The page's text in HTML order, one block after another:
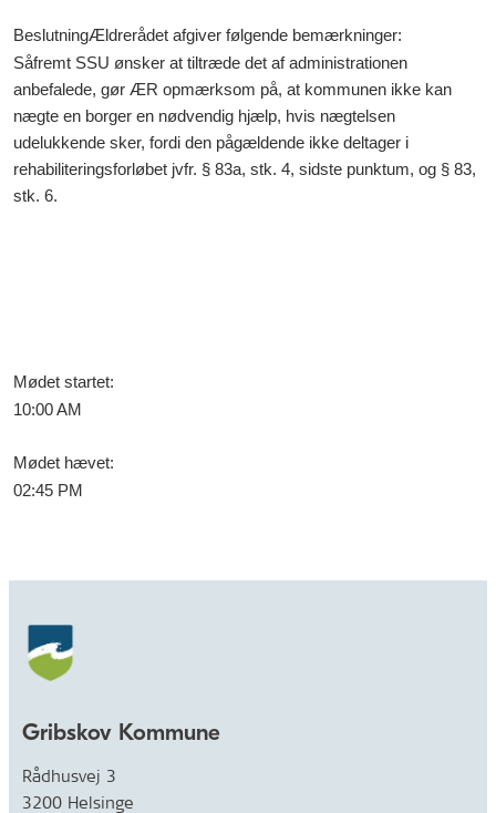
BeslutningÆldrerådet afgiver følgende bemærkninger:
Såfremt SSU ønsker at tiltræde det af administrationen
anbefalede, gør ÆR opmærksom på, at kommunen ikke kan
nægte en borger en nødvendig hjælp, hvis nægtelsen
udelukkende sker, fordi den pågældende ikke deltager i
rehabiliteringsforløbet jvfr. § 83a, stk. 4, sidste punktum, og § 83,
stk. 6.
Mødet startet:
10:00 AM
Mødet hævet:
02:45 PM
Gribskov Kommune
Rådhusvej 3
3200 Helsinge